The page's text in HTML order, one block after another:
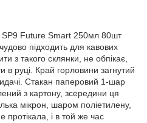
Future Smart 250мл 80шт
підходить для кавових
з такого склянки, не обпікає,
в руці. Край горловини загнутий
Стакан паперовий 1-шар
з картону, зсередини ця
мікрон, шаром поліетилену,
протікала, і в той же час